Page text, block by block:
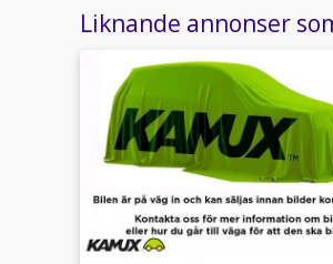
Liknande annonser